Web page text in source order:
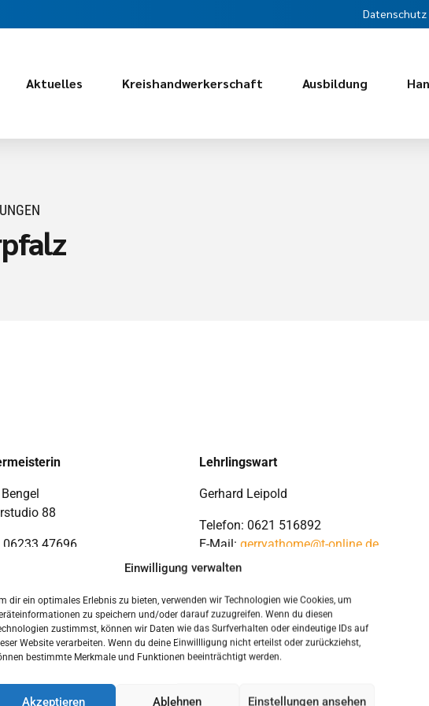
Einwilligung verwalten
dir ein optimales Erlebnis zu bieten, verwenden wir Technologien wie Cookies, um
zu speichern und/oder darauf zuzugreifen. Wenn du diesen
zustimmst, können wir Daten wie das Surfverhalten oder eindeutige IDs auf
Website verarbeiten. Wenn du deine Einwillligung nicht erteilst oder zurückziehst,
bestimmte Merkmale und Funktionen beeinträchtigt werden.
Akzeptieren Ablehnen Einstellungen ansehen
Datenschutz
Aktuelles Kreishandwerkerschaft Ausbildung
88
06233 47696
Lehrlingswart
Gerhard Leipold
Telefon: 0621 516892
E-Mail: gerryathome@t-online.de